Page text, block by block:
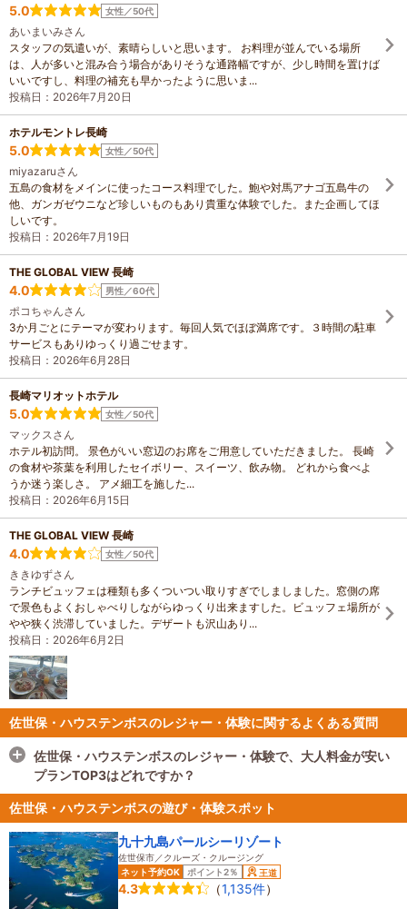
場 その他 テニスコート その他 その
他 つつじ園 その他 桜園 その他 その
他 交流広場 事業者 川棚町観光協会
5.0 女性／50代
あいまいみさん
スタッフの気遣いが、素晴らしいと思います。 お料理が並んでいる場所
は、人が多いと混み合う場合がありそうな通路幅ですが、少し時間を置けば
いいですし、料理の補充も早かったように思いま...
投稿日：2026年7月20日
ホテルモントレ長崎
5.0 女性／50代
miyazaruさん
五島の食材をメインに使ったコース料理でした。鮑や対馬アナゴ五島牛の
他、ガンガゼウニなど珍しいものもあり貴重な体験でした。また企画してほ
しいです。
投稿日：2026年7月19日
THE GLOBAL VIEW 長崎
4.0 男性／60代
ポコちゃんさん
3か月ごとにテーマが変わります。毎回人気でほぼ満席です。３時間の駐車
サービスもありゆっくり過ごせます。
投稿日：2026年6月28日
長崎マリオットホテル
5.0 女性／50代
マックスさん
ホテル初訪問。 景色がいい窓辺のお席をご用意していただきました。 長崎
の食材や茶葉を利用したセイボリー、スイーツ、飲み物。 どれから食べよ
うか迷う楽しさ。 アメ細工を施した...
投稿日：2026年6月15日
THE GLOBAL VIEW 長崎
4.0 女性／50代
ききゆずさん
ランチビュッフェは種類も多くついつい取りすぎでしましました。窓側の席
で景色もよくおしゃべりしながらゆっくり出来ますした。ビュッフェ場所が
やや狭く渋滞していました。デザートも沢山あり...
投稿日：2026年6月2日
佐世保・ハウステンボスのレジャー・体験に関するよくある質問
佐世保・ハウステンボスのレジャー・体験で、大人料金が安い
プランTOP3はどれですか？
佐世保・ハウステンボスのレジャー・体験で、大人料金が安い
プランTOP3は●真珠の玉出し体験●九十九島水族館海きらら入
館券付き♪【ファミリーにおすすめ】【長崎】【佐世保】【観
光】、【ラヴァンドル】ランチ8月｜全４０種のサマーブッフ
ェ・食べ放題♪＼エンジョイサマーブッフェ開催中♪ライブキッ
チンは特製肉料理＆パスタ！【土日祝は握り寿司も】／
佐世保・ハウステンボスの遊び・体験スポット
九十九島パールシーリゾート
佐世保市／クルーズ・クルージング
ネット予約OK
ポイント2％ 王道
4.3 （1,135件）